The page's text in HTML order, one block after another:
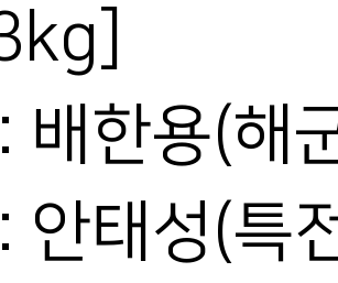
배한용(해
안태성(특